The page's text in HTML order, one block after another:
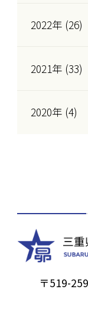
2022年 (26)
2021年 (33)
2020年 (4)
〒519-